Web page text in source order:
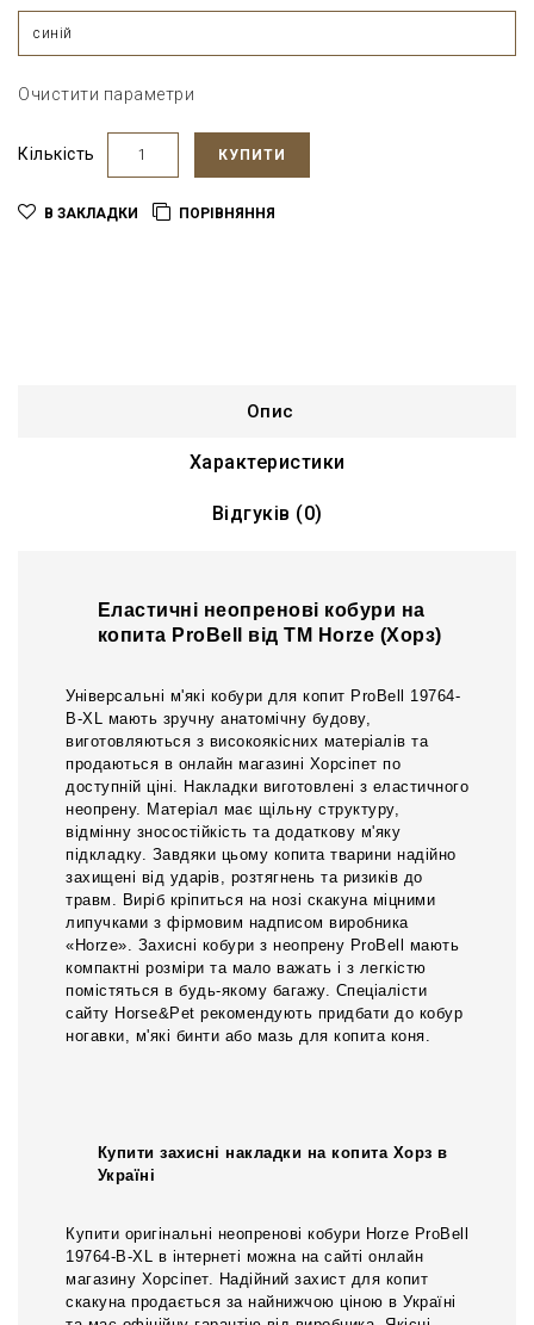
синій
Очистити параметри
Кількість КУПИТИ
В ЗАКЛАДКИ ПОРІВНЯННЯ
Опис
Характеристики
Відгуків (0)
Еластичні неопренові кобури на
копита ProBell від ТМ Horze (Хорз)
Універсальні м'які кобури для копит ProBell 19764-
B-XL мають зручну анатомічну будову,
виготовляються з високоякісних матеріалів та
продаються в онлайн магазині Хорсіпет по
доступній ціні. Накладки виготовлені з еластичного
неопрену. Матеріал має щільну структуру,
відмінну зносостійкість та додаткову м'яку
підкладку. Завдяки цьому копита тварини надійно
захищені від ударів, розтягнень та ризиків до
травм. Виріб кріпиться на нозі скакуна міцними
липучками з фірмовим надписом виробника
«Horze». Захисні кобури з неопрену ProBell мають
компактні розміри та мало важать і з легкістю
помістяться в будь-якому багажу. Спеціалісти
сайту Horse&Pet рекомендують придбати до кобур
ногавки, м'які бинти або мазь для копита коня.
Купити захисні накладки на копита Хорз в
Україні
Купити оригінальні неопренові кобури Horze ProBell
19764-B-XL в інтернеті можна на сайті онлайн
магазину Хорсіпет. Надійний захист для копит
скакуна продається за найнижчою ціною в Україні